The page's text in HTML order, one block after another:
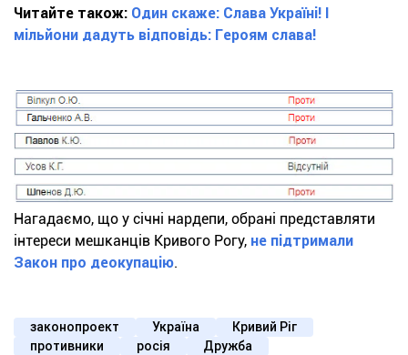
Читайте також: Один скаже: Слава Україні! І
мільйони дадуть відповідь: Героям слава!
Нагадаємо, що у січні нардепи, обрані представляти
інтереси мешканців Кривого Рогу, не підтримали
Закон про деокупацію.
законопроект Україна
Кривий Ріг
противники
росія
Дружба